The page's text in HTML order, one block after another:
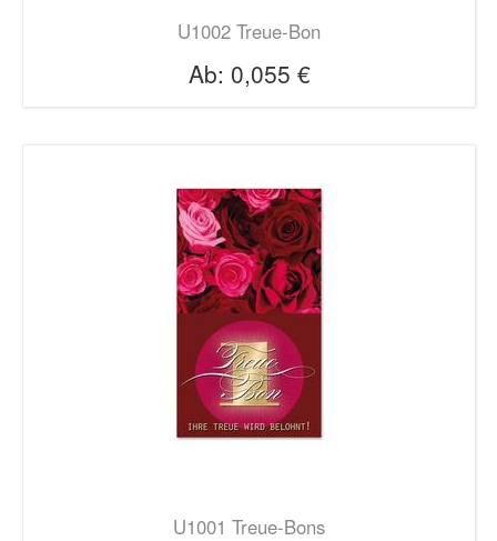
U1002 Treue-Bon
Ab: 0,055 €
U1001 Treue-Bons